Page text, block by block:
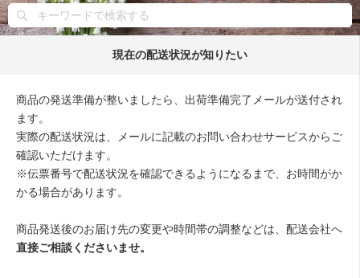
現在の配送状況が知りたい
商品の発送準備が整いましたら、出荷準備完了メールが送付され
ます。
実際の配送状況は、メールに記載のお問い合わせサービスからご
確認いただけます。
※伝票番号で配送状況を確認できるようになるまで、お時間がか
かる場合があります。
商品発送後のお届け先の変更や時間帯の調整などは、配送会社へ
直接ご相談くださいませ。